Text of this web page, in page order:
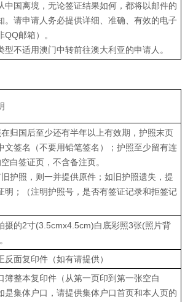
中国离境，无论签证结果如何，都将以邮件的
。请申请人务必提供详细、准确、有效的电子
QQ邮箱）。
型不适用澳门中转前往澳大利亚的申请人。
归国后至少还有半年以上有效期，护照末页
文签名（不要用铅笔签名）；护照至少留有连
白签证页，不含备注页。
护照，则一并提供原件；如旧护照遗失，提
明；（注明护照号，是否有签证记录和拒签记
摄的2寸(3.5cmx4.5cm)白底彩照3张(照片背
反面复印件（如有请提供）
簿整本复印件（从第一页印到第一张空白
是集体户口，请提供集体户口首页和本人页的